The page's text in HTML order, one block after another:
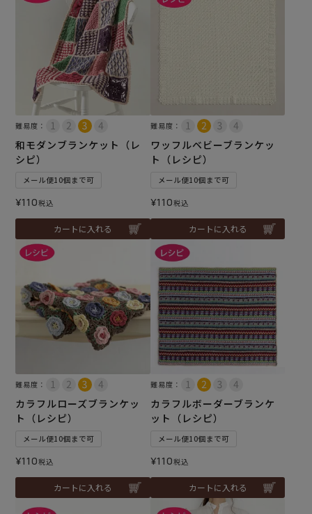
難易度：
和モダンブランケット（レ
シピ）
メール便10個まで可
¥110税込
カートに入れる
難易度：
ワッフルベビーブランケッ
ト（レシピ）
メール便10個まで可
¥110税込
カートに入れる
難易度：
カラフルローズブランケッ
ト（レシピ）
メール便10個まで可
¥110税込
カートに入れる
難易度：
カラフルボーダーブランケ
ット（レシピ）
メール便10個まで可
¥110税込
カートに入れる